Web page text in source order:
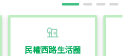
民權西路生活圈